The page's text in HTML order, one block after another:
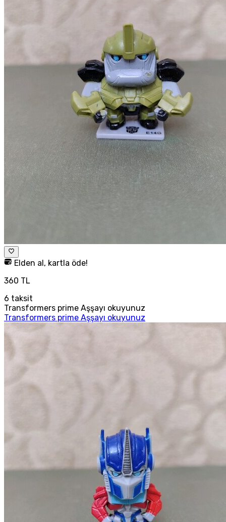
Elden al, kartla öde!
360 TL
6 taksit
Transformers prime Aşşayı okuyunuz
Transformers prime Aşşayı okuyunuz